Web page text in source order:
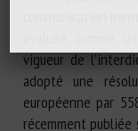
communication
vigueur de
adopté une
européenne par
récemment